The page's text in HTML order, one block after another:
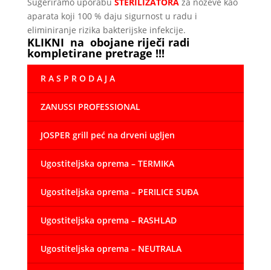
aparata koji 100 % daju sigurnost u radu i
eliminiranje rizika bakterijske infekcije.
KLIKNI na obojane riječi radi
kompletirane pretrage !!!
R A S P R O D A J A
ZANUSSI PROFESSIONAL
JOSPER grill peć na drveni ugljen
Ugostiteljska oprema – TERMIKA
Ugostiteljska oprema – PERILICE SUĐA
Ugostiteljska oprema – RASHLAD
Ugostiteljska oprema – NEUTRALA